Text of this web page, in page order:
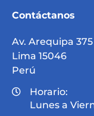
Contáctanos
Av. Arequipa 375
Lima 15046
Perú
Horario:
Lunes a